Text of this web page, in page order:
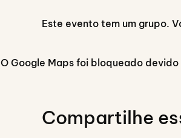
Este evento tem um grupo.
O Google Maps foi bloqueado
Compartilhe